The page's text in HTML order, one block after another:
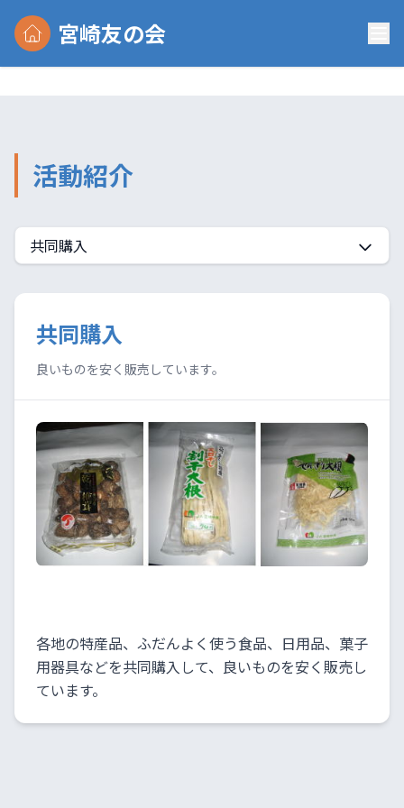
宮崎友の会
活動紹介
共同購入
共同購入
良いものを安く販売しています。
各地の特産品、ふだんよく使う食品、日用品、菓子
用器具などを共同購入して、良いものを安く販売し
ています。